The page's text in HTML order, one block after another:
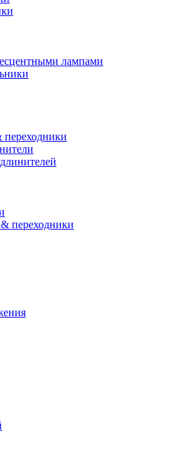
лампами
переходники
переходники